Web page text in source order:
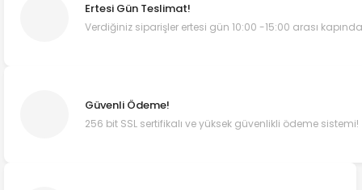
Ertesi Gün Teslimat!
Verdiğiniz siparişler ertesi gün 10:00 -15:00 arası
Güvenli Ödeme!
256 bit SSL sertifikalı ve yüksek güvenlikli ödeme sistemi!